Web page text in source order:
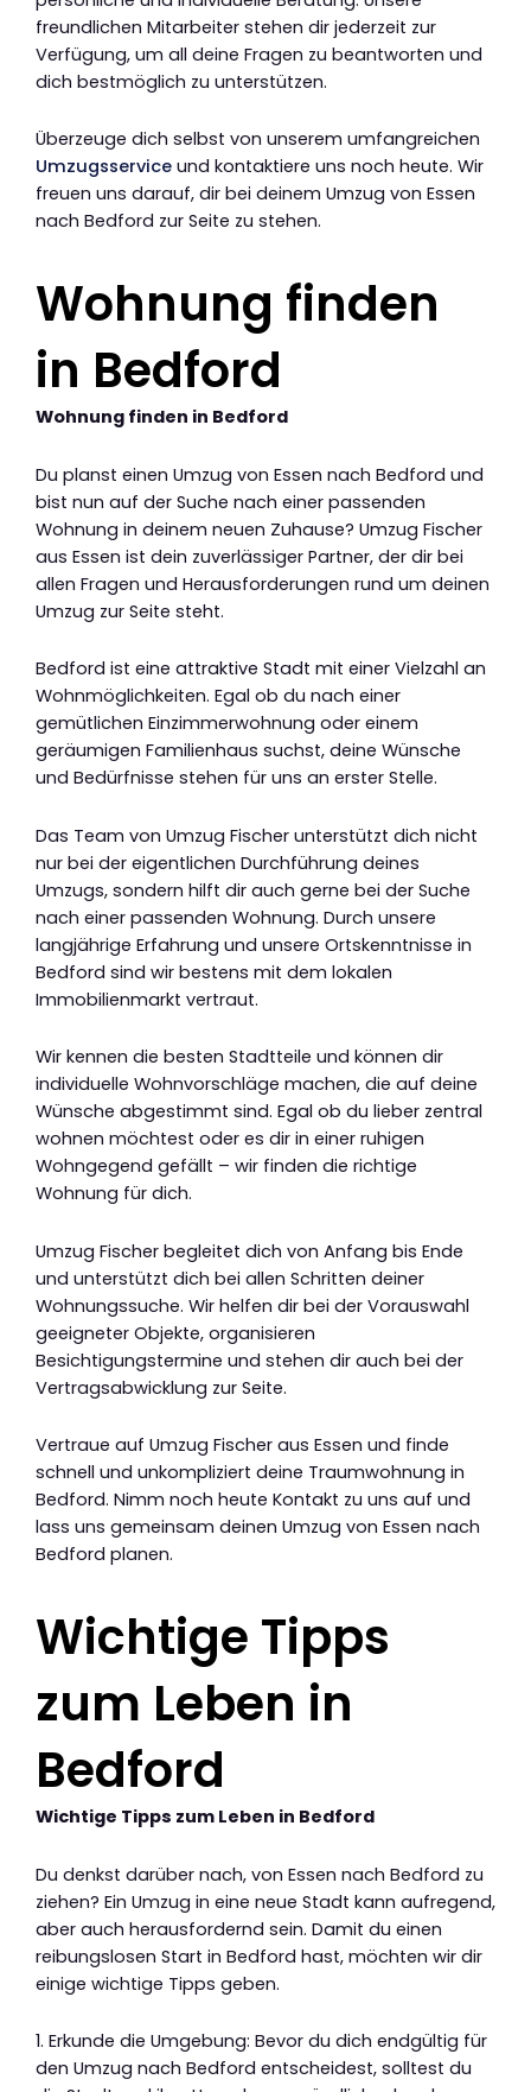
freundlichen Mitarbeiter stehen dir jederzeit zur
Verfügung, um all deine Fragen zu beantworten und
dich bestmöglich zu unterstützen.
Überzeuge dich selbst von unserem umfangreichen
Umzugsservice und kontaktiere uns noch heute. Wir
freuen uns darauf, dir bei deinem Umzug von Essen
nach Bedford zur Seite zu stehen.
Wohnung finden
in Bedford
Wohnung finden in Bedford
Du planst einen Umzug von Essen nach Bedford und
bist nun auf der Suche nach einer passenden
Wohnung in deinem neuen Zuhause? Umzug Fischer
aus Essen ist dein zuverlässiger Partner, der dir bei
allen Fragen und Herausforderungen rund um deinen
Umzug zur Seite steht.
Bedford ist eine attraktive Stadt mit einer Vielzahl an
Wohnmöglichkeiten. Egal ob du nach einer
gemütlichen Einzimmerwohnung oder einem
geräumigen Familienhaus suchst, deine Wünsche
und Bedürfnisse stehen für uns an erster Stelle.
Das Team von Umzug Fischer unterstützt dich nicht
nur bei der eigentlichen Durchführung deines
Umzugs, sondern hilft dir auch gerne bei der Suche
nach einer passenden Wohnung. Durch unsere
langjährige Erfahrung und unsere Ortskenntnisse in
Bedford sind wir bestens mit dem lokalen
Immobilienmarkt vertraut.
Wir kennen die besten Stadtteile und können dir
individuelle Wohnvorschläge machen, die auf deine
Wünsche abgestimmt sind. Egal ob du lieber zentral
wohnen möchtest oder es dir in einer ruhigen
Wohngegend gefällt – wir finden die richtige
Wohnung für dich.
Umzug Fischer begleitet dich von Anfang bis Ende
und unterstützt dich bei allen Schritten deiner
Wohnungssuche. Wir helfen dir bei der Vorauswahl
geeigneter Objekte, organisieren
Besichtigungstermine und stehen dir auch bei der
Vertragsabwicklung zur Seite.
Vertraue auf Umzug Fischer aus Essen und finde
schnell und unkompliziert deine Traumwohnung in
Bedford. Nimm noch heute Kontakt zu uns auf und
lass uns gemeinsam deinen Umzug von Essen nach
Bedford planen.
Wichtige Tipps
zum Leben in
Bedford
Wichtige Tipps zum Leben in Bedford
Du denkst darüber nach, von Essen nach Bedford zu
ziehen? Ein Umzug in eine neue Stadt kann aufregend,
aber auch herausfordernd sein. Damit du einen
reibungslosen Start in Bedford hast, möchten wir dir
einige wichtige Tipps geben.
1. Erkunde die Umgebung: Bevor du dich endgültig für
den Umzug nach Bedford entscheidest, solltest du